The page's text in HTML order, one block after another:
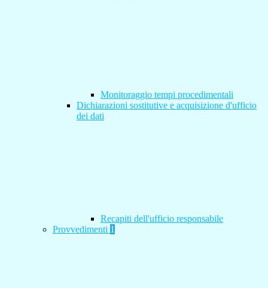
Monitoraggio tempi procedimentali
Dichiarazioni sostitutive e acquisizione d'ufficio
dei dati
Recapiti dell'ufficio responsabile
Provvedimenti 1